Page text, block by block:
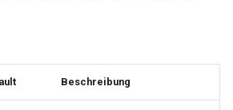
Beschreibung